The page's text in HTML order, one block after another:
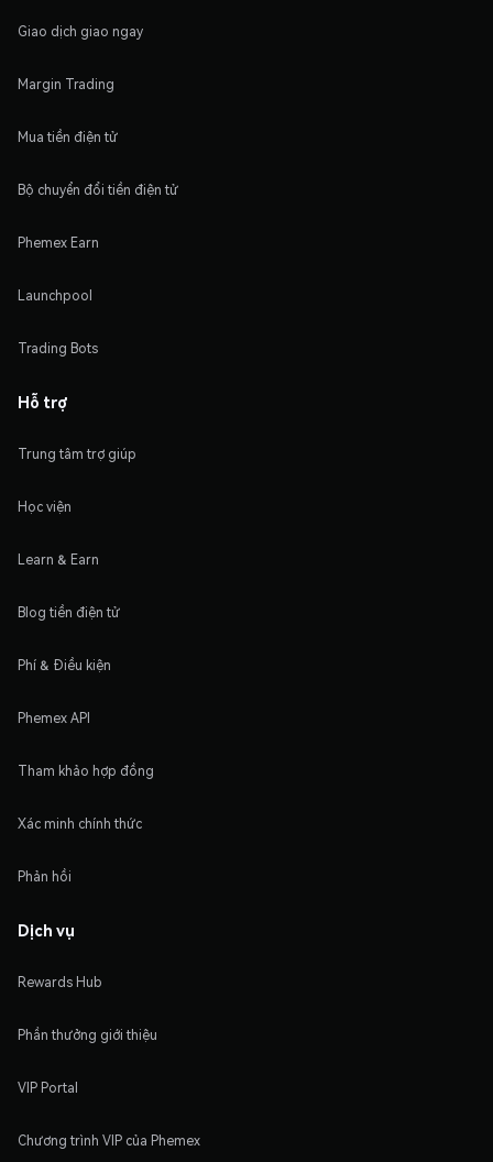
Giao dịch giao ngay
Margin Trading
Mua tiền điện tử
Bộ chuyển đổi tiền điện tử
Phemex Earn
Launchpool
Trading Bots
Hỗ trợ
Trung tâm trợ giúp
Học viện
Learn & Earn
Blog tiền điện tử
Phí & Điều kiện
Phemex API
Tham khảo hợp đồng
Xác minh chính thức
Phản hồi
Dịch vụ
Rewards Hub
Phần thưởng giới thiệu
VIP Portal
Chương trình VIP của Phemex